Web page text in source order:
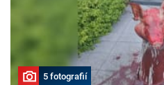
5 fotografií